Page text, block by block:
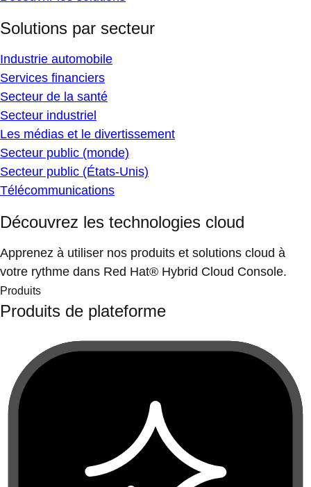
Solutions par secteur
Industrie automobile
Services financiers
Secteur de la santé
Secteur industriel
Les médias et le divertissement
Secteur public (monde)
Secteur public (États-Unis)
Télécommunications
Découvrez les technologies cloud
Apprenez à utiliser nos produits et solutions cloud à
votre rythme dans Red Hat® Hybrid Cloud Console.
Produits
Produits de plateforme